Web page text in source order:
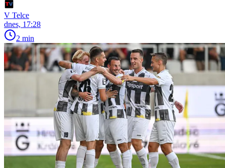
V Telce
dnes, 17:28
2 min